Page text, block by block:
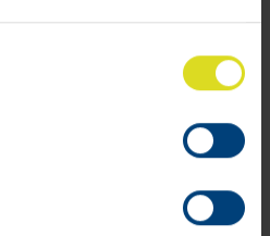
raison d'une capsule
sensible après 48h ?